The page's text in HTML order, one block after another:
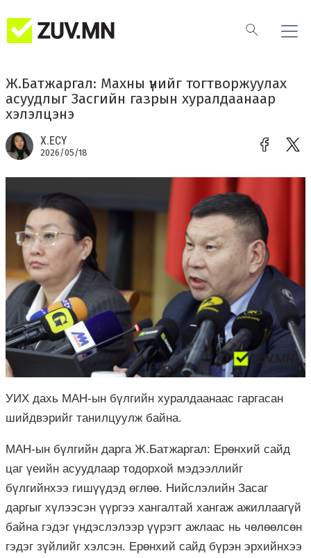
Ж.Батжаргал: Махны үнийг тогтворжуулах
асуудлыг Засгийн газрын хуралдаанаар
хэлэлцэнэ
Х.ЕСҮ
2026/05/18
УИХ дахь МАН-ын бүлгийн хуралдаанаас гаргасан
шийдвэрийг танилцуулж байна.
МАН-ын бүлгийн дарга Ж.Батжаргал: Ерөнхий сайд
цаг үеийн асуудлаар тодорхой мэдээллийг
бүлгийнхээ гишүүдэд өглөө. Нийслэлийн Засаг
даргыг хүлээсэн үүргээ хангалтай хангаж ажиллаагүй
байна гэдэг үндэслэлээр үүрэгт ажлаас нь чөлөөлсөн
гэдэг зүйлийг хэлсэн. Ерөнхий сайд бүрэн эрхийнхээ